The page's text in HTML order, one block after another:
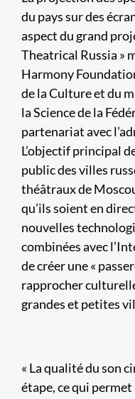
du pays sur des
aspect du grand
Theatrical Russia »
Harmony
de la Culture et du
la Science de la
partenariat avec
L’objectif principal
public des villes
théâtraux de
qu’ils soient en
nouvelles
combinées avec
de créer une «
rapprocher
grandes et petites
« La qualité du son
étape, ce qui